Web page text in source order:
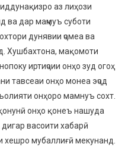
аз лиҳози
ва дар маҷмуъ суботи
дунявии ҷомеа ва
Хушбахтона, мақомоти
иртиҷоии онҳо зуд огоҳ
тавсеаи онҳо монеа эҷод
онҳоро мамнуъ сохт.
онҳо қонеъ нашуда
васоити хабарӣ
хешро мубаллиғӣ мекунанд.